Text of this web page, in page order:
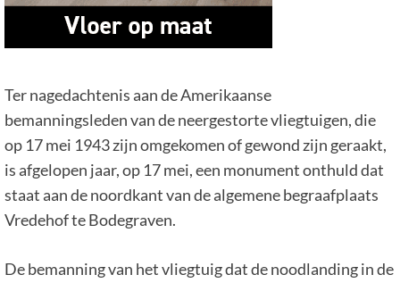
Ter nagedachtenis aan de Amerikaanse
bemanningsleden van de neergestorte vliegtuigen, die
op 17 mei 1943 zijn omgekomen of gewond zijn geraakt,
is afgelopen jaar, op 17 mei, een monument onthuld dat
staat aan de noordkant van de algemene begraafplaats
Vredehof te Bodegraven.
De bemanning van het vliegtuig dat de noodlanding in de